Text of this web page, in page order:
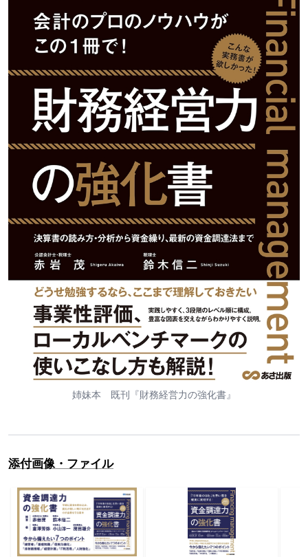
姉妹本 既刊『財務経営力の強化書』
添付画像・ファイル